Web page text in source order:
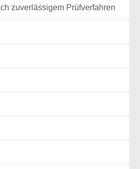
zuverlässigem Prüfverfahren